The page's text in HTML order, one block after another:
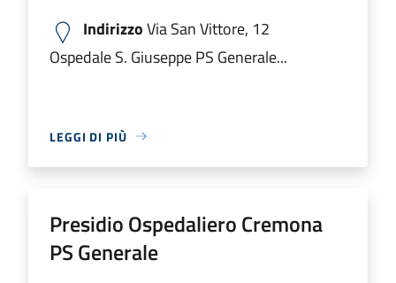
IndirizzoVia San Vittore, 12
Ospedale S. Giuseppe PS Generale...
LEGGI DI PIÙ
Presidio Ospedaliero Cremona
PS Generale